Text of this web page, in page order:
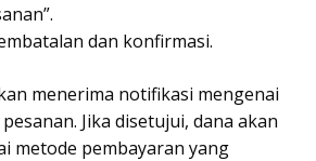
dan konfirmasi.
menerima notifikasi mengenai
Jika disetujui, dana akan
metode pembayaran yang